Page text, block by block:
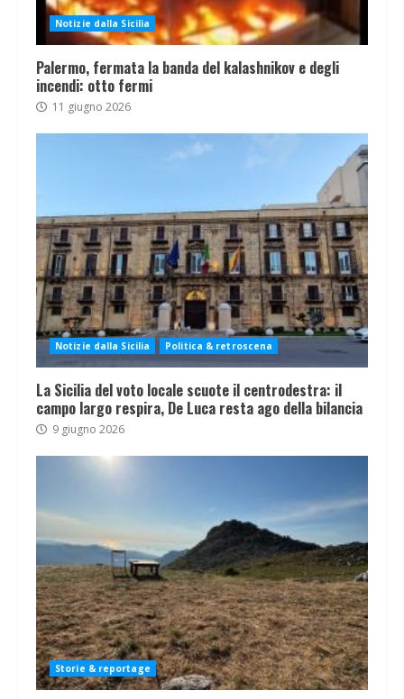
Notizie dalla Sicilia
Palermo, fermata la banda del kalashnikov e degli
incendi: otto fermi
11 giugno 2026
Notizie dalla Sicilia Politica & retroscena
La Sicilia del voto locale scuote il centrodestra: il
campo largo respira, De Luca resta ago della bilancia
9 giugno 2026
Storie & reportage